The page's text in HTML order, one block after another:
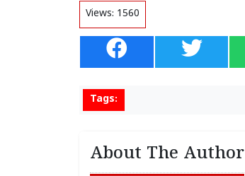
Views: 1560
Tags:
About The Author